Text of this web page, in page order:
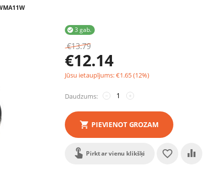
3 gab.

€13.79
€12.14
Jūsu ietaupījums:€1.65(12%)
Daudzums: +
−
PIEVIENOT GROZAM
Pirkt ar vienu klikšķi